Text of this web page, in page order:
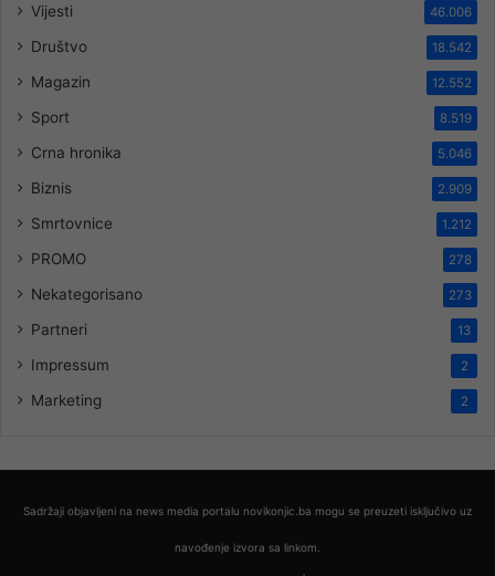
Vijesti 46.006
Društvo 18.542
Magazin 12.552
Sport 8.519
Crna hronika 5.046
Biznis 2.909
Smrtovnice 1.212
PROMO 278
Nekategorisano 273
Partneri 13
Impressum 2
Marketing 2
Sadržaji objavljeni na news media portalu novikonjic.ba mogu se preuzeti isključivo uz
navođenje izvora sa linkom.